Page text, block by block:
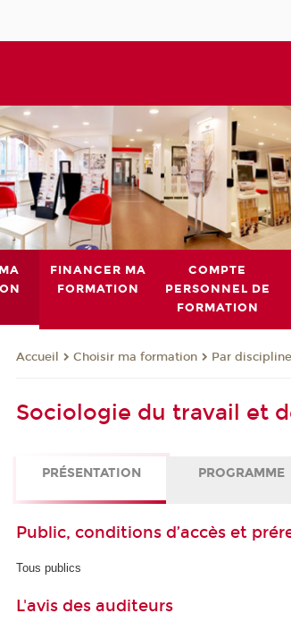
FINANCER MA
FORMATION
COMPTE
PERSONNEL DE
FORMATION
Accueil Choisir ma formation Par discipline
Sociologie du travail et
PRÉSENTATION PROGRAMME
Public, conditions d’accès et
Tous publics
L'avis des auditeurs